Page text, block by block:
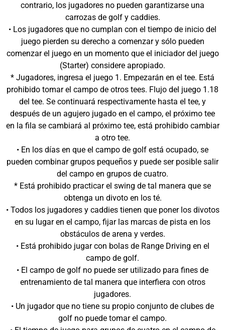
contrario, los jugadores no pueden garantizarse una
carrozas de golf y caddies.
• Los jugadores que no cumplan con el tiempo de inicio del
juego pierden su derecho a comenzar y sólo pueden
comenzar el juego en un momento que el iniciador del juego
(Starter) considere apropiado.
* Jugadores, ingresa el juego 1. Empezarán en el tee. Está
prohibido tomar el campo de otros tees. Flujo del juego 1.18
del tee. Se continuará respectivamente hasta el tee, y
después de un agujero jugado en el campo, el próximo tee
en la fila se cambiará al próximo tee, está prohibido cambiar
a otro tee.
• En los días en que el campo de golf está ocupado, se
pueden combinar grupos pequeños y puede ser posible salir
del campo en grupos de cuatro.
* Está prohibido practicar el swing de tal manera que se
obtenga un divoto en los té.
• Todos los jugadores y caddies tienen que poner los divotos
en su lugar en el campo, fijar las marcas de pista en los
obstáculos de arena y verdes.
• Está prohibido jugar con bolas de Range Driving en el
campo de golf.
• El campo de golf no puede ser utilizado para fines de
entrenamiento de tal manera que interfiera con otros
jugadores.
• Un jugador que no tiene su propio conjunto de clubes de
golf no puede tomar el campo.